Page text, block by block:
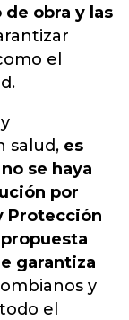
obra y las
el
salud, es
se haya
por
Protección
garantiza
y
el